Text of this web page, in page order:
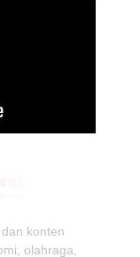
konten
olahraga,